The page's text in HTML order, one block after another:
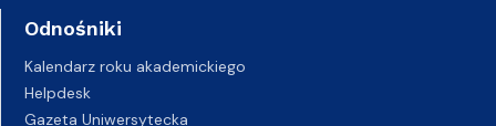
Odnośniki
Kalendarz roku akademickiego
Helpdesk
Gazeta Uniwersytecka